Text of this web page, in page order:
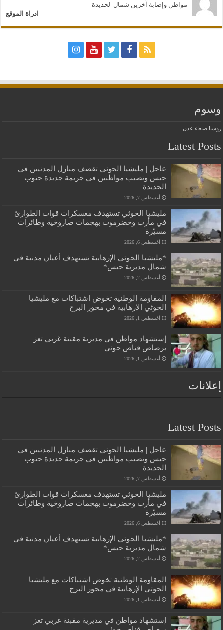
مواطن وإصابة آخرين شمال الحديدة
ادراة الموقع
وسوم
روسيا صنعاء عدن
Latest Posts
عاجل | مليشيا الحوثي تقصف منازل المدنيين في
حيس وتصيب مواطنين في جريمة جديدة جنوب
الحديدة
أغسطس 7, 2026
مليشيا الحوثي تستهدف معسكرات قوات الطوارئ
في مأرب وحضرموت بهجمات صاروخية وطائرات
مسيّرة
أغسطس 6, 2026
*مليشيا الحوثي الإرهابية تستهدف أعيان مدنية في
شمال مديرية حيس*
أغسطس 2, 2026
المقاومة الوطنية تخوض اشتباكات مع مليشيا
الحوثي الإرهابية في محور البرح
أغسطس 1, 2026
إستشهاد مواطن في مديرية مقبنة غربي تعز
برصاص قناص حوثي
أغسطس 1, 2026
إعلانات
Latest Posts
عاجل | مليشيا الحوثي تقصف منازل المدنيين في
حيس وتصيب مواطنين في جريمة جديدة جنوب
الحديدة
أغسطس 7, 2026
مليشيا الحوثي تستهدف معسكرات قوات الطوارئ
في مأرب وحضرموت بهجمات صاروخية وطائرات
مسيّرة
أغسطس 6, 2026
*مليشيا الحوثي الإرهابية تستهدف أعيان مدنية في
شمال مديرية حيس*
أغسطس 2, 2026
المقاومة الوطنية تخوض اشتباكات مع مليشيا
الحوثي الإرهابية في محور البرح
أغسطس 1, 2026
إستشهاد مواطن في مديرية مقبنة غربي تعز